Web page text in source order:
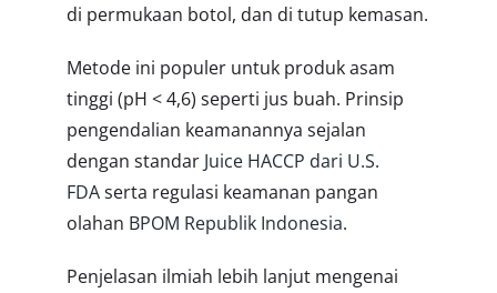
di permukaan botol, dan di tutup kemasan.
Metode ini populer untuk produk asam
tinggi (pH < 4,6) seperti jus buah. Prinsip
pengendalian keamanannya sejalan
dengan standar Juice HACCP dari U.S.
FDAserta regulasi keamanan pangan
olahan BPOM Republik Indonesia.
Penjelasan ilmiah lebih lanjut mengenai